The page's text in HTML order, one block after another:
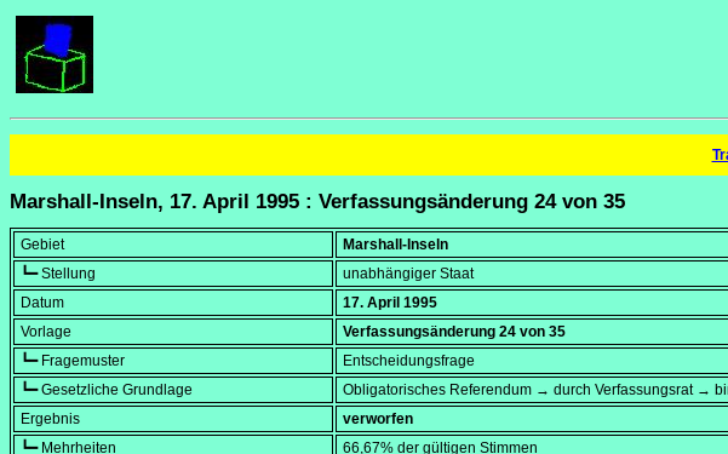
Marshall-Inseln, 17. April 1995 : Verfassungsänderung 24 von 35
Gebiet
Marshall-Inseln
┗━ Stellung
unabhängiger Staat
Datum
17. April 1995
Vorlage
Verfassungsänderung 24 von 35
┗━ Fragemuster
Entscheidungsfrage
┗━ Gesetzliche Grundlage
Obligatorisches Referendum → durch Verfassungsrat →
Ergebnis
verworfen
┗━ Mehrheiten
66,67% der gültigen Stimmen